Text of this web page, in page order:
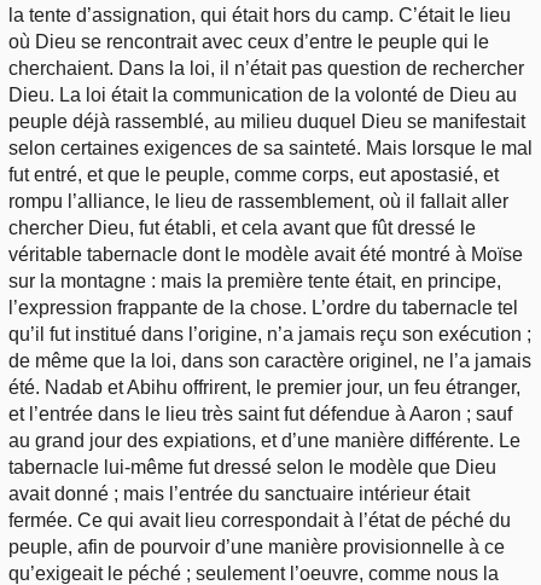
la tente d’assignation, qui était hors du camp. C’était le lieu
où Dieu se rencontrait avec ceux d’entre le peuple qui le
cherchaient. Dans la loi, il n’était pas question de rechercher
Dieu. La loi était la communication de la volonté de Dieu au
peuple déjà rassemblé, au milieu duquel Dieu se manifestait
selon certaines exigences de sa sainteté. Mais lorsque le mal
fut entré, et que le peuple, comme corps, eut apostasié, et
rompu l’alliance, le lieu de rassemblement, où il fallait aller
chercher Dieu, fut établi, et cela avant que fût dressé le
véritable tabernacle dont le modèle avait été montré à Moïse
sur la montagne : mais la première tente était, en principe,
l’expression frappante de la chose. L’ordre du tabernacle tel
qu’il fut institué dans l’origine, n’a jamais reçu son exécution ;
de même que la loi, dans son caractère originel, ne l’a jamais
été. Nadab et Abihu offrirent, le premier jour, un feu étranger,
et l’entrée dans le lieu très saint fut défendue à Aaron ; sauf
au grand jour des expiations, et d’une manière différente. Le
tabernacle lui-même fut dressé selon le modèle que Dieu
avait donné ; mais l’entrée du sanctuaire intérieur était
fermée. Ce qui avait lieu correspondait à l’état de péché du
peuple, afin de pourvoir d’une manière provisionnelle à ce
qu’exigeait le péché ; seulement l’oeuvre, comme nous la